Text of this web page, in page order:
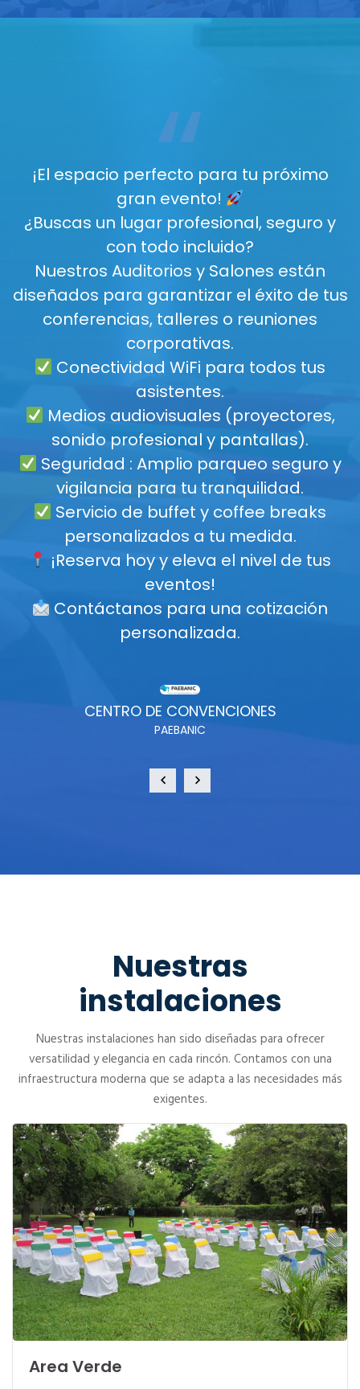
“
¡El espacio perfecto para tu próximo
gran evento!
¿Buscas un lugar profesional, seguro y
con todo incluido?
Nuestros Auditorios y Salones están
diseñados para garantizar el éxito de tus
conferencias, talleres o reuniones
corporativas.
Conectividad WiFi para todos tus
asistentes.
Medios audiovisuales (proyectores,
sonido profesional y pantallas).
Seguridad : Amplio parqueo seguro y
vigilancia para tu tranquilidad.
Servicio de buffet y coffee breaks
personalizados a tu medida.
¡Reserva hoy y eleva el nivel de tus
eventos!
Contáctanos para una cotización
personalizada.
CENTRO DE CONVENCIONES
PAEBANIC
Nuestras
instalaciones
Nuestras instalaciones han sido diseñadas para ofrecer
versatilidad y elegancia en cada rincón. Contamos con una
infraestructura moderna que se adapta a las necesidades más
exigentes.
Area Verde